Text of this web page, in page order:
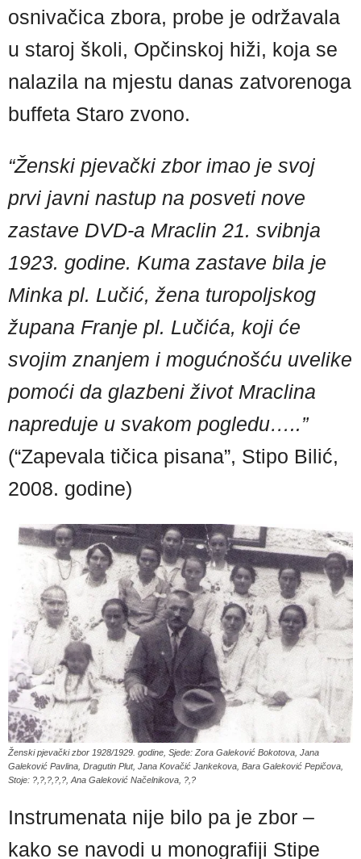
osnivačica zbora, probe je održavala
u staroj školi, Opčinskoj hiži, koja se
nalazila na mjestu danas zatvorenoga
buffeta Staro zvono.
“Ženski pjevački zbor imao je svoj
prvi javni nastup na posveti nove
zastave DVD-a Mraclin 21. svibnja
1923. godine. Kuma zastave bila je
Minka pl. Lučić, žena turopoljskog
župana Franje pl. Lučića, koji će
svojim znanjem i mogućnošću uvelike
pomoći da glazbeni život Mraclina
napreduje u svakom pogledu…..”
(“Zapevala tičica pisana”, Stipo Bilić,
2008. godine)
Ženski pjevački zbor 1928/1929. godine, Sjede: Zora Galeković Bokotova, Jana
Galeković Pavlina, Dragutin Plut, Jana Kovačić Jankekova, Bara Galeković Pepičova,
Stoje: ?,?,?,?,?, Ana Galeković Načelnikova, ?,?
Instrumenata nije bilo pa je zbor –
kako se navodi u monografiji Stipe